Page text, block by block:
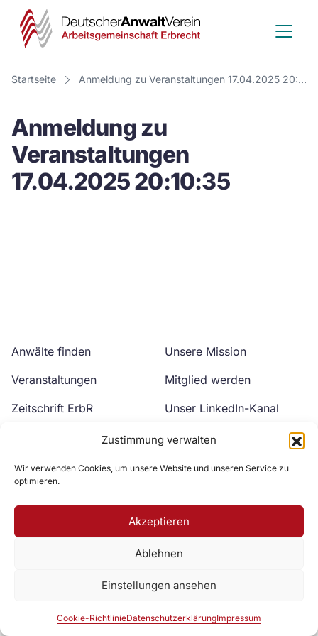
Zustimmung verwalten
Wir verwenden Cookies, um unsere Website und unseren Service zu
optimieren.
Akzeptieren
Ablehnen
Einstellungen ansehen
Cookie-RichtlinieDatenschutzerklärungImpressum
Deutscher
Anwalt
Verein
Startseite Anmeldung zu Veranstaltungen 17.04.2025 20:10:35
Anmeldung zu
Veranstaltungen
17.04.2025 20:10:35
Anwälte finden
Veranstaltungen
Zeitschrift ErbR
Unsere Mission
Mitglied werden
Unser LinkedIn-Kanal
Unser YouTube-Kanal
Zur DAV Webseite